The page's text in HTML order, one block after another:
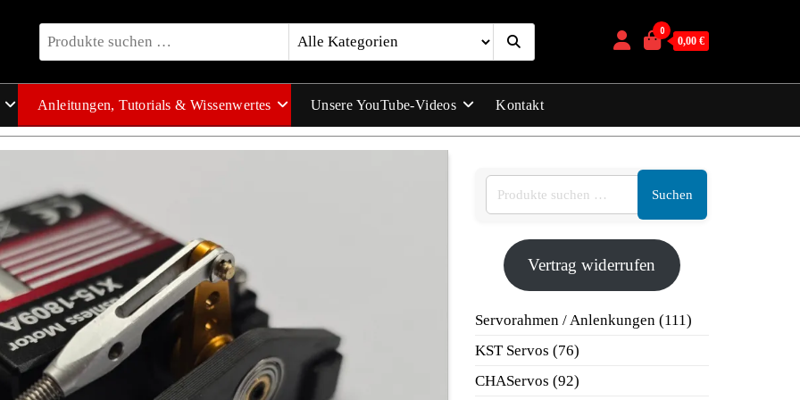
0
0,00 €
Anleitungen, Tutorials & Wissenwertes Unsere YouTube-Videos Kontakt
Suchen
Vertrag widerrufen
Servorahmen / Anlenkungen 111111
KST Servos 7676
Produkte
CHAServos 9292